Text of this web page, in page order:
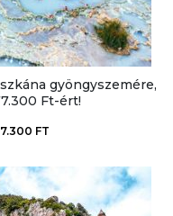
gyöngyszemére,
Ft-ért!
FT